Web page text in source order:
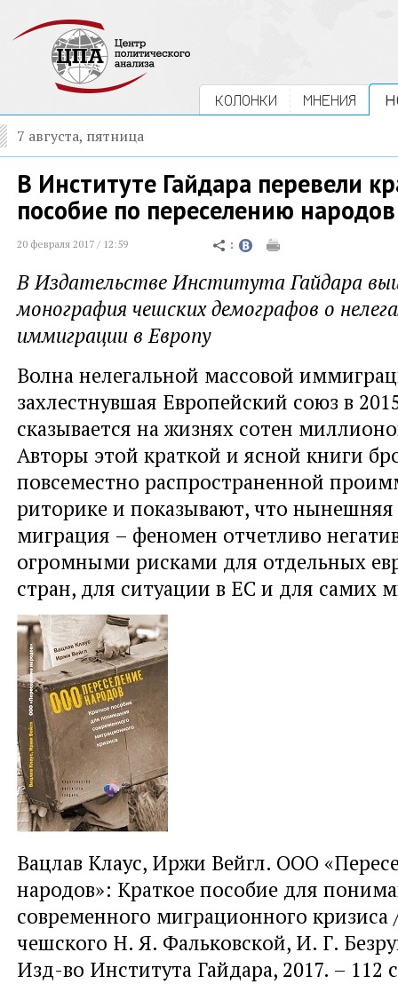
КОЛОНКИ МНЕНИЯ
7 августа, пятница
В Институте Гайдара перевели
пособие по переселению народов
20 февраля 2017 / 12:59
В Издательстве Института Гайдара
монография чешских демографов о
иммиграции в Европу
Волна нелегальной массовой
захлестнувшая Европейский союз в
сказывается на жизнях сотен
Авторы этой краткой и ясной книги
повсеместно распространенной
риторике и показывают, что нынешняя
миграция – феномен отчетливо
огромными рисками для отдельных
стран, для ситуации в ЕС и для самих
Вацлав Клаус, Иржи Вейгл. ООО
народов»: Краткое пособие для
современного миграционного кризиса
чешского Н. Я. Фальковской, И. Г.
Изд-во Института Гайдара, 2017. – 112